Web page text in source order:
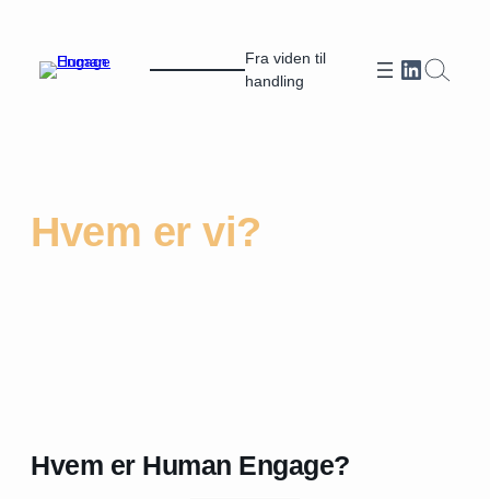
indhold
Fra viden til
handling
Et link til Human Engages LinkedIn profi
Hvem er vi?
Hvem er Human Engage?